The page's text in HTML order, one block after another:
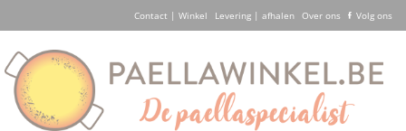
Contact | Winkel Levering | afhalen Over ons Volg ons